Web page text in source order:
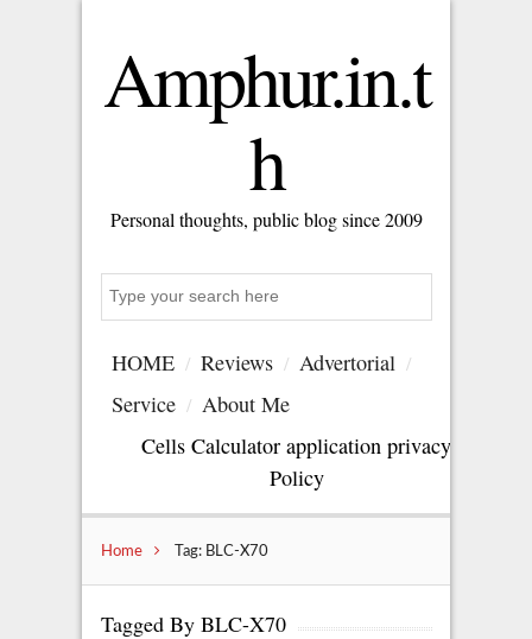
Amphur.in.t
h
Personal thoughts, public blog since 2009
HOME Reviews
Advertorial
Service
About Me
Cells Calculator application privacy
Policy
Home Tag: BLC-X70
Tagged By BLC-X70